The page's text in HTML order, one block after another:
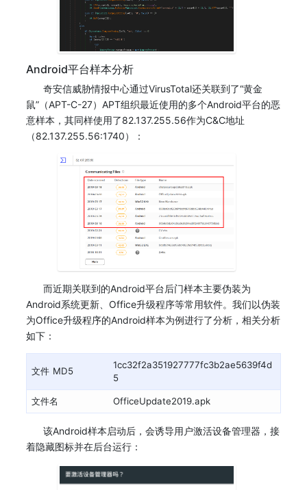
Android平台样本分析
奇安信威胁情报中心通过VirusTotal还关联到了“黄金
鼠”（APT-C-27）APT组织最近使用的多个Android平台的恶
意样本，其同样使用了82.137.255.56作为C&C地址
（82.137.255.56:1740）：
而近期关联到的Android平台后门样本主要伪装为
Android系统更新、Office升级程序等常用软件。我们以伪装
为Office升级程序的Android样本为例进行了分析，相关分析
如下：
文件 MD5
1cc32f2a351927777fc3b2ae5639f4d
5
文件名 OfficeUpdate2019.apk
该Android样本启动后，会诱导用户激活设备管理器，接
着隐藏图标并在后台运行：